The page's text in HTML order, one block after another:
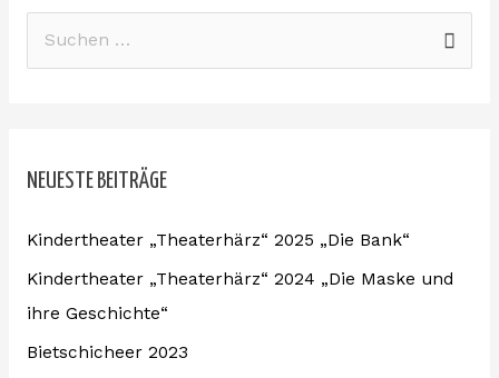
e
n
a
c
h
NEUESTE BEITRÄGE
Kindertheater „Theaterhärz“ 2025 „Die Bank“
Kindertheater „Theaterhärz“ 2024 „Die Maske und
ihre Geschichte“
Bietschicheer 2023